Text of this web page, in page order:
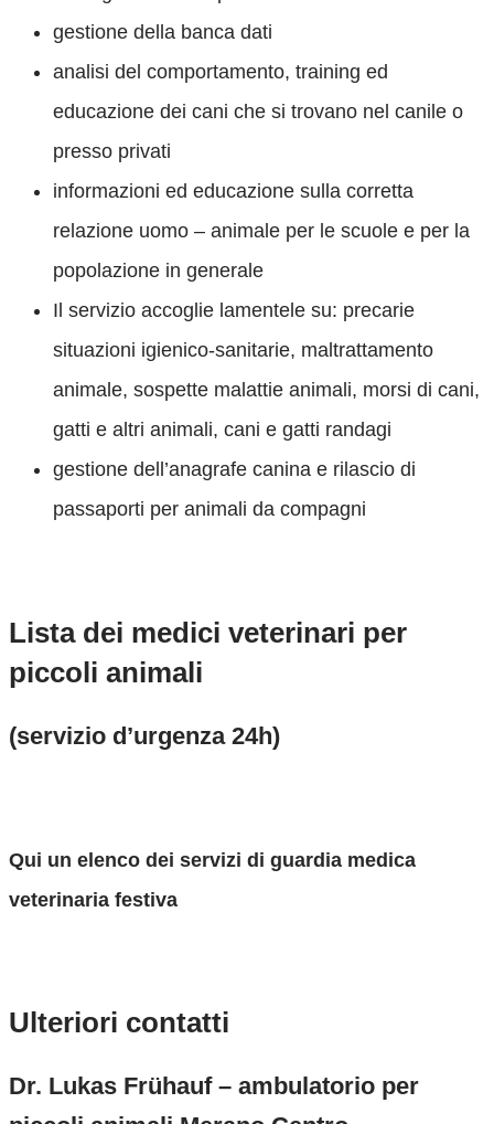
gestione della banca dati
analisi del comportamento, training ed
educazione dei cani che si trovano nel canile o
presso privati
informazioni ed educazione sulla corretta
relazione uomo – animale per le scuole e per la
popolazione in generale
Il servizio accoglie lamentele su: precarie
situazioni igienico-sanitarie, maltrattamento
animale, sospette malattie animali, morsi di cani,
gatti e altri animali, cani e gatti randagi
gestione dell’anagrafe canina e rilascio di
passaporti per animali da compagni
Lista dei medici veterinari per
piccoli animali
(servizio d’urgenza 24h)
Qui un elenco dei servizi di guardia medica
veterinaria festiva
Ulteriori contatti
Dr. Lukas Frühauf – ambulatorio per